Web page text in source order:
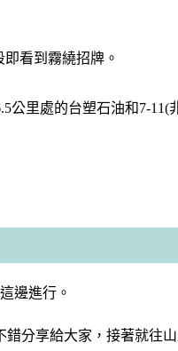
看到霧繞招牌。
里處的台塑石油和7-11(
邊進行。
分享給大家，接著就往